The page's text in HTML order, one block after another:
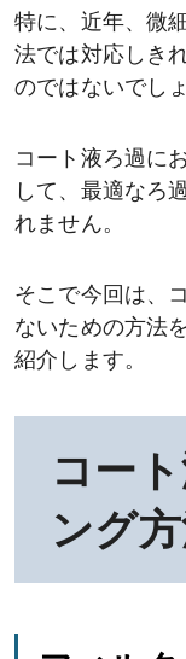
特に、近年、微
法では対応しき
のではないでし
コート液ろ過に
して、最適なろ
れません。
そこで今回は、
ないための方法
紹介します。
コー
ング